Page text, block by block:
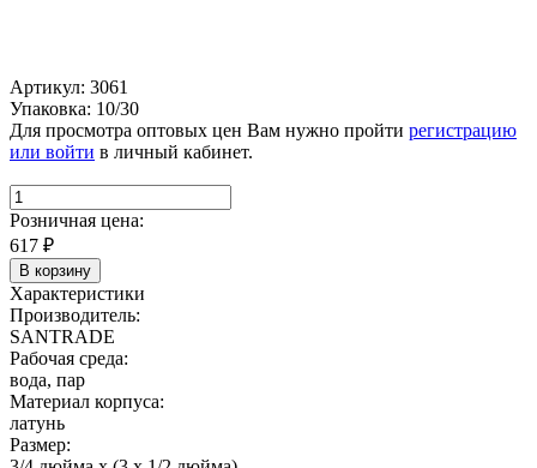
Артикул: 3061
Упаковка: 10/30
Для просмотра оптовых цен Вам нужно пройти регистрацию
или войти в личный кабинет.
Розничная цена:
617 ₽
В корзину
Характеристики
Производитель:
SANTRADE
Рабочая среда:
вода, пар
Материал корпуса:
латунь
Размер: